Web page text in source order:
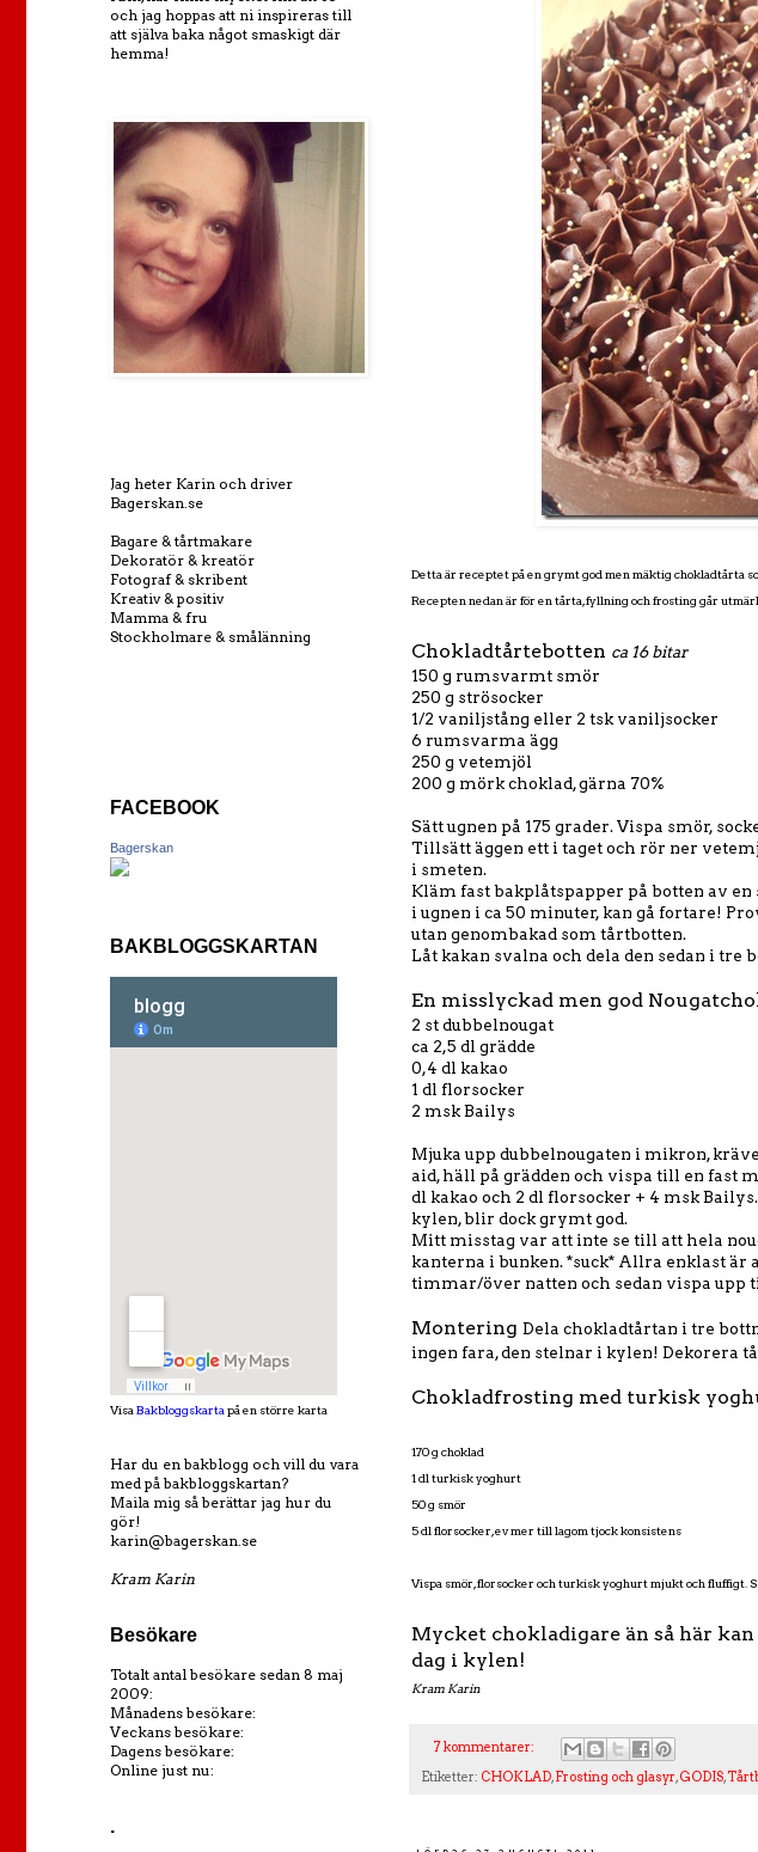
Detta är receptet på en grymt god men mäktig chokladtårta
Recepten nedan är för en tårta, fyllning och frosting går
Chokladtårtebotten ca 16 bitar
150 g rumsvarmt smör
250 g strösocker
1/2 vaniljstång eller 2 tsk vaniljsocker
6 rumsvarma ägg
250 g vetemjöl
200 g mörk choklad, gärna 70%
Sätt ugnen på 175 grader. Vispa smör,
Tillsätt äggen ett i taget och rör ner
i smeten.
Kläm fast bakplåtspapper på botten av
i ugnen i ca 50 minuter, kan gå fortare!
utan genombakad som tårtbotten.
Låt kakan svalna och dela den sedan i tre
En misslyckad men god
2 st dubbelnougat
ca 2,5 dl grädde
0,4 dl kakao
1 dl florsocker
2 msk Bailys
Mjuka upp dubbelnougaten i mikron,
aid, häll på grädden och vispa till en fast
dl kakao och 2 dl florsocker + 4 msk
kylen, blir dock grymt god.
Mitt misstag var att inte se till att hela
kanterna i bunken. *suck* Allra enklast är
timmar/över natten och sedan vispa upp
Montering Dela chokladtårtan i tre
ingen fara, den stelnar i kylen! Dekorera
Chokladfrosting med turkisk
170 g choklad
1 dl turkisk yoghurt
50 g smör
5 dl florsocker, ev mer till lagom tjock konsistens
Vispa smör, florsocker och turkisk yoghurt mjukt och fluffigt.
Mycket chokladigare än så här
dag i kylen!
Kram Karin
7 kommentarer:
Etiketter: CHOKLAD,Frosting och glasyr,GODIS,
och jag hoppas att ni inspireras till
att själva baka något smaskigt där
hemma!
Jag heter Karin och driver
Bagerskan.se
Bagare & tårtmakare
Dekoratör & kreatör
Fotograf & skribent
Kreativ & positiv
Mamma & fru
Stockholmare & smålänning
FACEBOOK
Bagerskan
BAKBLOGGSKARTAN
Visa Bakbloggskarta på en större karta
Har du en bakblogg och vill du vara
med på bakbloggskartan?
Maila mig så berättar jag hur du
gör!
karin@bagerskan.se
Kram Karin
Besökare
Totalt antal besökare sedan 8 maj
2009:
Månadens besökare:
Veckans besökare:
Dagens besökare:
Online just nu:
.